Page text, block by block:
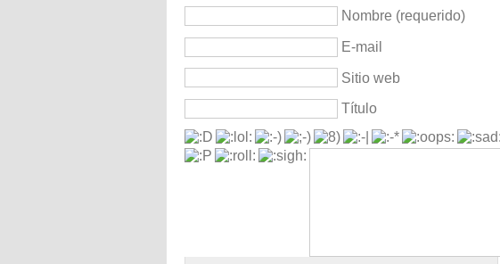
Nombre (requerido)
E-mail
Sitio web
Título